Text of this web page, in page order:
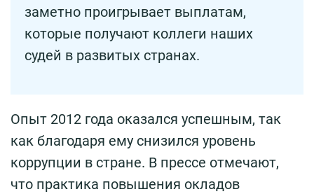
заметно проигрывает выплатам,
которые получают коллеги наших
судей в развитых странах.
Опыт 2012 года оказался успешным, так
как благодаря ему снизился уровень
коррупции в стране. В прессе отмечают,
что практика повышения окладов